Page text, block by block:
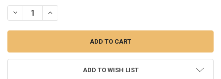
STOCK:
ADD TO WISH LIST